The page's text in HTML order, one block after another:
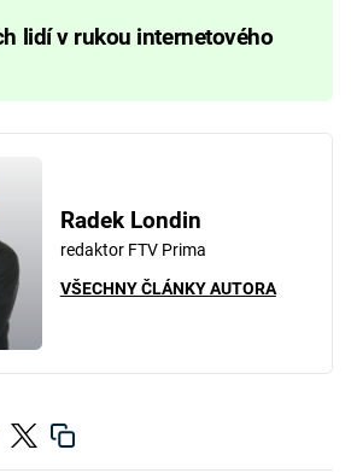
lidí v rukou internetového
Radek Londin
redaktor FTV Prima
VŠECHNY ČLÁNKY AUTORA